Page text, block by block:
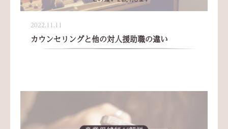
2022.11.11
カウンセリングと他の対人援助職の違い